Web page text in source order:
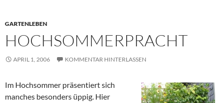
GARTENLEBEN
HOCHSOMMERPRACHT
APRIL 1, 2006 KOMMENTAR HINTERLASSEN
Im Hochsommer präsentiert sich
manches besonders üppig. Hier